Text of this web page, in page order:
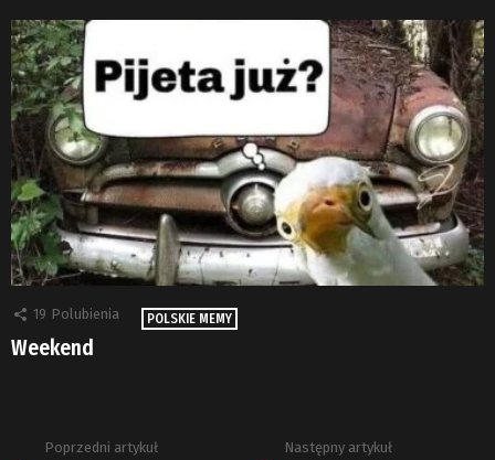
19 Polubienia POLSKIE MEMY
Weekend
ZobaczPoprzedni artykuł Następny artykuł